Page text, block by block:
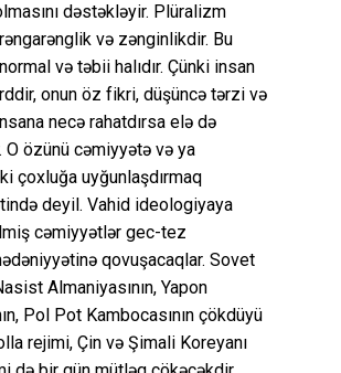
dəstəkləyir. Plüralizm
və zənginlikdir. Bu
və təbii halıdır. Çünki insan
onun öz fikri, düşüncə tərzi və
necə rahatdırsa elə də
O özünü cəmiyyətə və ya
çoxluğa uyğunlaşdırmaq
deyil. Vahid ideologiyaya
cəmiyyətlər gec-tez
qovuşacaqlar. Sovet
Almaniyasının, Yapon
Pol Pot Kambocasının çökdüyü
rejimi, Çin və Şimali Koreyanı